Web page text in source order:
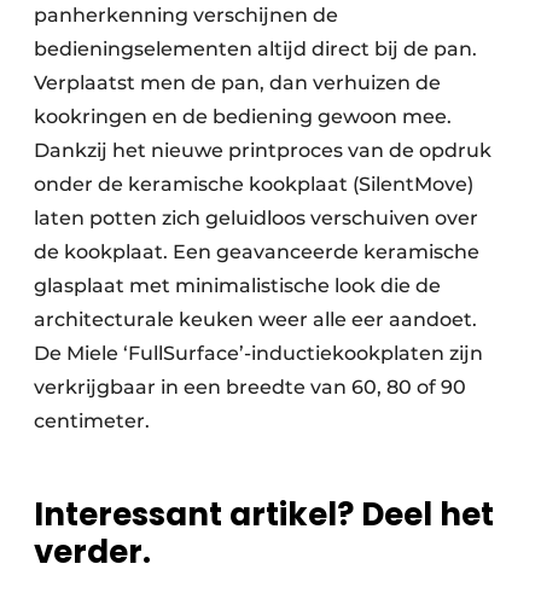
panherkenning verschijnen de
bedieningselementen altijd direct bij de pan.
Verplaatst men de pan, dan verhuizen de
kookringen en de bediening gewoon mee.
Dankzij het nieuwe printproces van de opdruk
onder de keramische kookplaat (SilentMove)
laten potten zich geluidloos verschuiven over
de kookplaat. Een geavanceerde keramische
glasplaat met minimalistische look die de
architecturale keuken weer alle eer aandoet.
De Miele ‘FullSurface’-inductiekookplaten zijn
verkrijgbaar in een breedte van 60, 80 of 90
centimeter.
Interessant artikel? Deel het
verder.